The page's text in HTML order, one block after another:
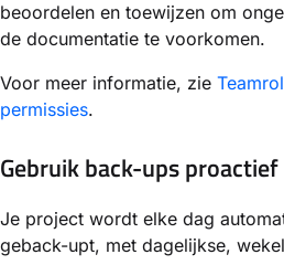
beoordelen en toewijzen om
de documentatie te voorkomen.
Voor meer informatie, zie
permissies.
Gebruik back-ups proactief
Je project wordt elke dag
geback-upt, met dagelijkse,